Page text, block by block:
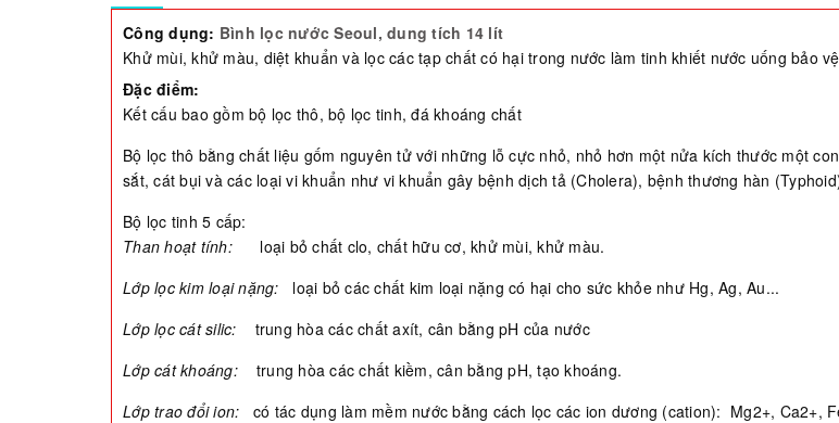
Công dụng: Bình lọc nước Seoul, dung tích 14 lít
Khử mùi, khử màu, diệt khuẩn và lọc các tạp chất có hại trong nước làm tinh khiết nước uống bảo
Đặc điểm:
Kết cấu bao gồm bộ lọc thô, bộ lọc tinh, đá khoáng chất
Bộ lọc thô bằng chất liệu gốm nguyên tử với những lỗ cực nhỏ, nhỏ hơn một nửa kích thước một
sắt, cát bụi và các loại vi khuẩn như vi khuẩn gây bệnh dịch tả (Cholera), bệnh thương hàn
Bộ lọc tinh 5 cấp:
Than hoạt tính:loại bỏ chất clo, chất hữu cơ, khử mùi, khử màu.
Lớp lọc kim loại nặng: loại bỏ các chất kim loại nặng có hại cho sức khỏe như Hg, Ag, Au...
Lớp lọc cát silic: trung hòa các chất axít, cân bằng pH của nước
Lớp cát khoáng:trung hòa các chất kiềm, cân bằng pH, tạo khoáng.
Lớp trao đổi ion:
có tác dụng làm mềm nước bằng cách lọc các ion dương (cation): Mg2+, Ca2+,